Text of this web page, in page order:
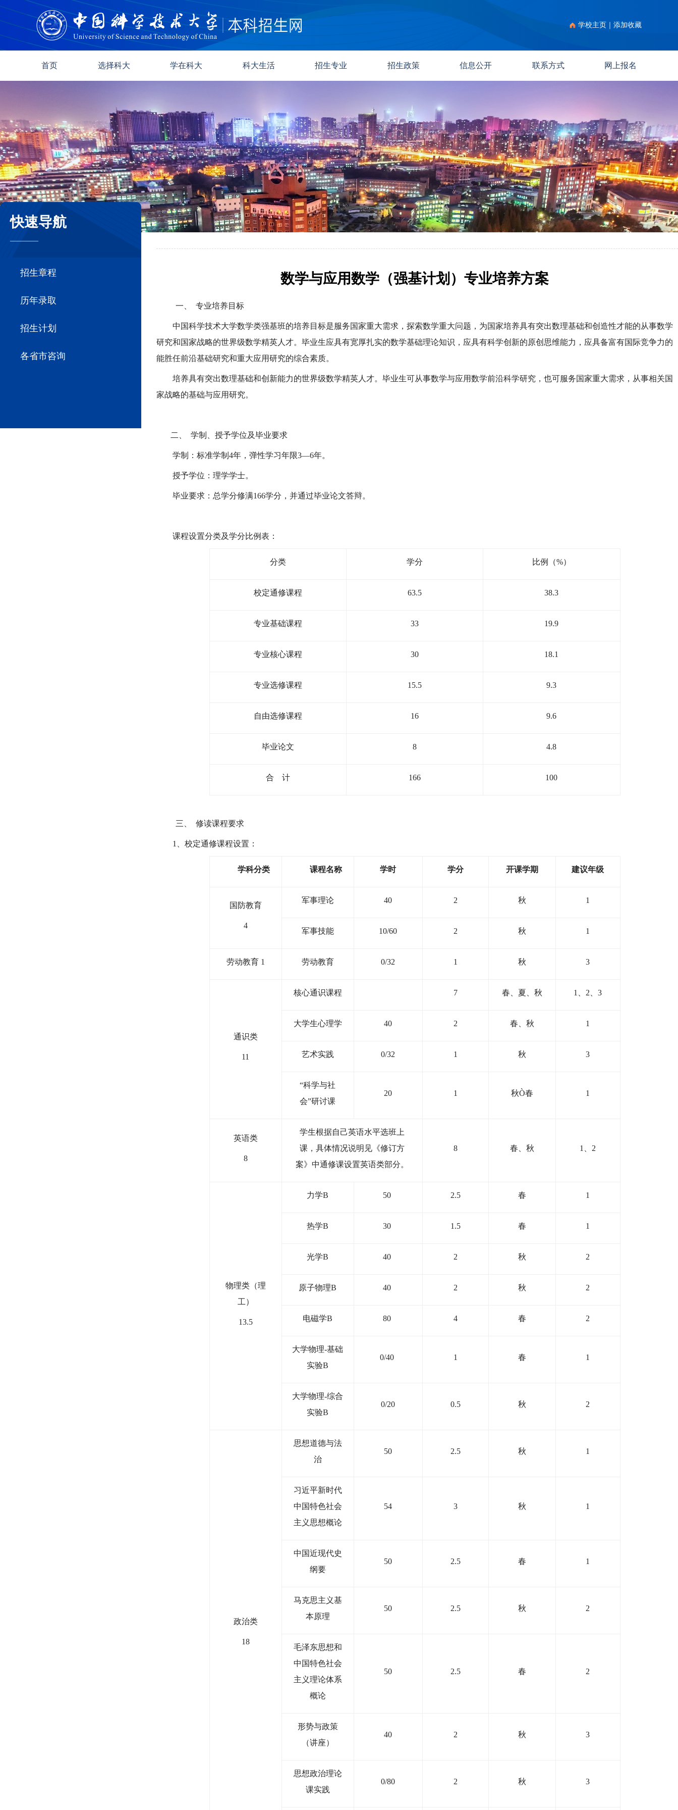
学校主页 添加收藏
首页 选择科大 学在科大 科大生活 招生专业 招生政策 信息公开 联系方式 网上报名
快速导航
————
招生章程
历年录取
招生计划
各省市咨询
数学与应用数学（强基计划）专业培养方案
一、 专业培养目标
中国科学技术大学数学类强基班的培养目标是服务国家重大需求，探索数学重大问题，为国家培养具有突出数理基础和创造性才能的从事数学
研究和国家战略的世界级数学精英人才。毕业生应具有宽厚扎实的数学基础理论知识，应具有科学创新的原创思维能力，应具备富有国际竞争力的
能胜任前沿基础研究和重大应用研究的综合素质。
培养具有突出数理基础和创新能力的世界级数学精英人才。毕业生可从事数学与应用数学前沿科学研究，也可服务国家重大需求， 从事相关国
家战略的基础与应用研究。
二、 学制、授予学位及毕业要求
学制：标准学制 4年，弹性学习年限3—6年。
授予学位：理学学士。
毕业要求：总学分修满166学分，并通过毕业论文答辩。
课程设置分类及学分比例表：
分类 学分 比例（%）
校定通修课程 63.5 38.3
专业基础课程 33 19.9
专业核心课程 30 18.1
专业选修课程 15.5 9.3
自由选修课程 16 9.6
毕业论文 8 4.8
合 计 166 100
三、 修读课程要求
1 、校定通修课程设置：
学科分类 课程名称 学时 学分 开课学期 建议年级
国防教育
4
军事理论 40 2 秋 1
军事技能 10/60 2 秋 1
劳动教育 1 劳动教育 0/32 1 秋 3
通识类
11
核心通识课程 7 春、夏、秋 1 2 3
大学生心理学 40 2 春、秋 1
艺术实践 0/32 1 秋 3
“科学与社
会”研讨课
20 1 秋Ò春 1
英语类
8
学生根据自己英语水平选班上
课，具体情况说明见《修订方
案》中通修课设置英语类部分。
8 春、秋 1 2
物理类（理
工）
13.5
力学B 50 2.5 春 1
热学B 30 1.5 春 1
光学B 40 2 秋 2
原子物理B 40 2 秋 2
电磁学B 80 4 春 2
大学物理-基础
实验B
0/40 1 春 1
大学物理-综合
实验B
0/20 0.5 秋 2
政治类
18
思想道德与法
治
50 2.5 秋 1
习近平新时代
中国特色社会
主义思想概论
54 3 秋 1
中国近现代史
纲要
50 2.5 春 1
马克思主义基
本原理
50 2.5 秋 2
毛泽东思想和
中国特色社会
主义理论体系
概论
50 2.5 春 2
形势与政策
（讲座）
40 2 秋 3
思想政治理论
课实践
0/80 2 秋 3